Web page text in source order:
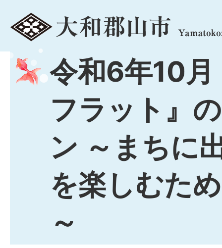
menu
令和6年10月
フラット』
ン ～まちに
を楽しむた
～